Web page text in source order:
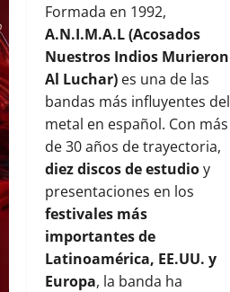
Formada en 1992,
A.N.I.M.A.L (Acosados
Nuestros Indios Murieron
Al Luchar) es una de las
bandas más influyentes del
metal en español. Con más
de 30 años de trayectoria,
diez discos de estudioy
presentaciones en los
festivales más
importantes de
Latinoamérica, EE.UU. y
Europa, la banda ha